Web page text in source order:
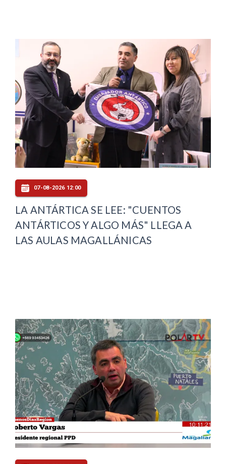
07-08-2026 12:00
LA ANTÁRTICA SE LEE: "CUENTOS
ANTÁRTICOS Y ALGO MÁS" LLEGA A
LAS AULAS MAGALLÁNICAS